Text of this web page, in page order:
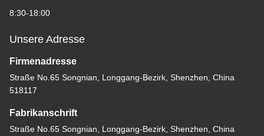
8:30-18:00
Unsere Adresse
Firmenadresse
Straße No.65 Songnian, Longgang-Bezirk, Shenzhen, China
518117
Fabrikanschrift
Straße No.65 Songnian, Longgang-Bezirk, Shenzhen, China